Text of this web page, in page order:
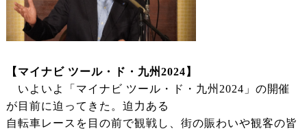
【マイナビ ツール・ド・九州2024】
いよいよ「マイナビ ツール・ド・九州2024」の開催
が目前に迫ってきた。迫力ある
自転車レースを目の前で観戦し、街の賑わいや観客の皆